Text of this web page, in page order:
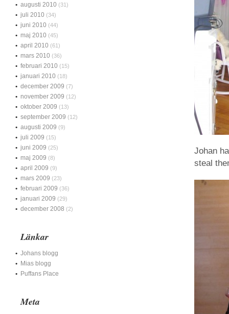
Johan
steal
augusti 2010 (31)
juli 2010 (34)
juni 2010 (44)
maj 2010 (45)
april 2010 (61)
mars 2010 (36)
februari 2010 (15)
januari 2010 (18)
december 2009 (7)
november 2009 (12)
oktober 2009 (13)
september 2009 (12)
augusti 2009 (9)
juli 2009 (15)
juni 2009 (25)
maj 2009 (8)
april 2009 (9)
mars 2009 (23)
februari 2009 (36)
januari 2009 (29)
december 2008 (2)
Länkar
Johans blogg
Mias blogg
Puffans Place
Meta